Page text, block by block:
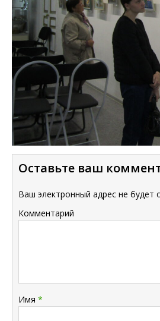
Оставьте ваш
Ваш электронный адрес не будет
Комментарий
Имя *